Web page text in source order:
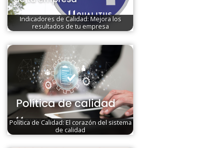
Indicadores de Calidad: Mejora los
resultados de tu empresa
Política de Calidad: El corazón del sistema
de calidad